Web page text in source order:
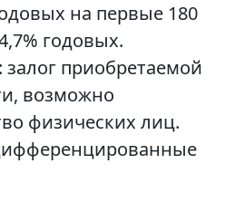
на первые 180
годовых.
приобретаемой
возможно
физических лиц.